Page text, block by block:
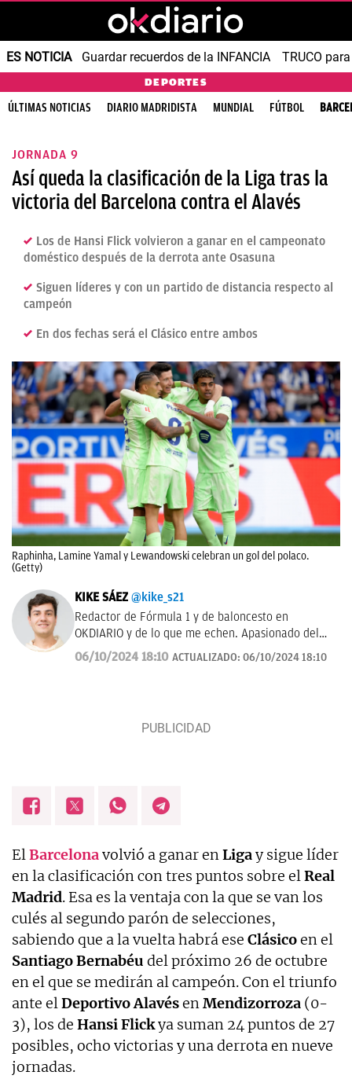
ES NOTICIA Guardar recuerdos de la INFANCIA TRUCO
DEPORTES
ÚLTIMAS NOTICIAS DIARIO MADRIDISTA MUNDIAL FÚTBOL
JORNADA 9
Así queda la clasificación de la Liga tras la
victoria del Barcelona contra el Alavés
Los de Hansi Flick volvieron a ganar en el campeonato
doméstico después de la derrota ante Osasuna
Siguen líderes y con un partido de distancia respecto al
campeón
En dos fechas será el Clásico entre ambos
Raphinha, Lamine Yamal y Lewandowski celebran un gol del polaco.
(Getty)
KIKE SÁEZ @kike_s21
Redactor de Fórmula 1 y de baloncesto en
OKDIARIO y de lo que me echen. Apasionado del
deporte y todo lo que le rodea.
06/10/2024 18:10 ACTUALIZADO: 06/10/2024 18:10
ElBarcelonavolvió a ganar enLigay sigue líder
en la clasificación con tres puntos sobre elReal
Madrid. Esa es la ventaja con la que se van los
culés al segundo parón de selecciones,
sabiendo que a la vuelta habrá ese Clásicoen el
Santiago Bernabéu del próximo 26 de octubre
en el que se medirán al campeón. Con el triunfo
ante elDeportivo AlavésenMendizorroza (0-
3), los de Hansi Flickya suman 24 puntos de 27
posibles, ocho victorias y una derrota en nueve
jornadas.